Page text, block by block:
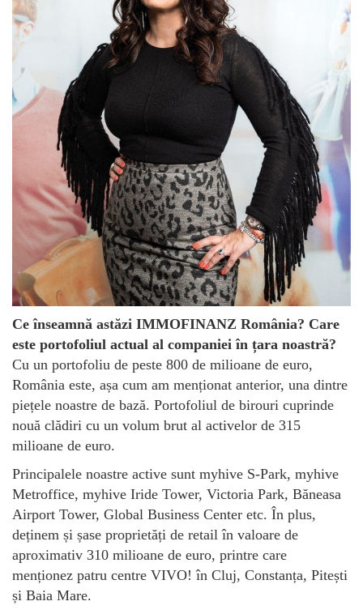
Ce înseamnă astăzi IMMOFINANZ România? Care
este portofoliul actual al companiei în țara noastră?
Cu un portofoliu de peste 800 de milioane de euro,
România este, așa cum am menționat anterior, una dintre
piețele noastre de bază. Portofoliul de birouri cuprinde
nouă clădiri cu un volum brut al activelor de 315
milioane de euro.
Principalele noastre active sunt myhive S-Park, myhive
Metroffice, myhive Iride Tower, Victoria Park, Băneasa
Airport Tower, Global Business Center etc. În plus,
deținem și șase proprietăți de retail în valoare de
aproximativ 310 milioane de euro, printre care
menționez patru centre VIVO! în Cluj, Constanța, Pitești
și Baia Mare.